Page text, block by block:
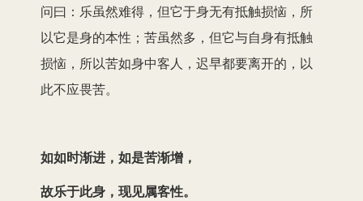
问曰：乐虽然难得，但它于身无有抵触损恼，所
以它是身的本性；苦虽然多，但它与自身有抵触
损恼，所以苦如身中客人，迟早都要离开的，以
此不应畏苦。
如如时渐进，如是苦渐增，
故乐于此身，现见属客性。